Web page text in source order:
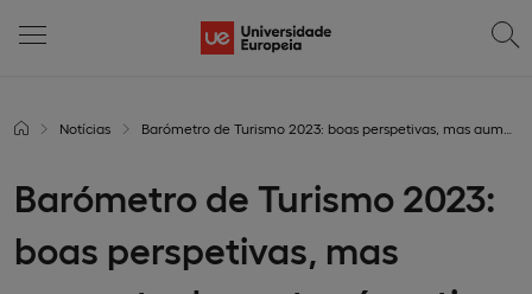
Notícias Barómetro de Turismo 2023: boas perspetivas, mas aumento de custos é motivo de preocupação
Barómetro de Turismo 2023:
boas perspetivas, mas